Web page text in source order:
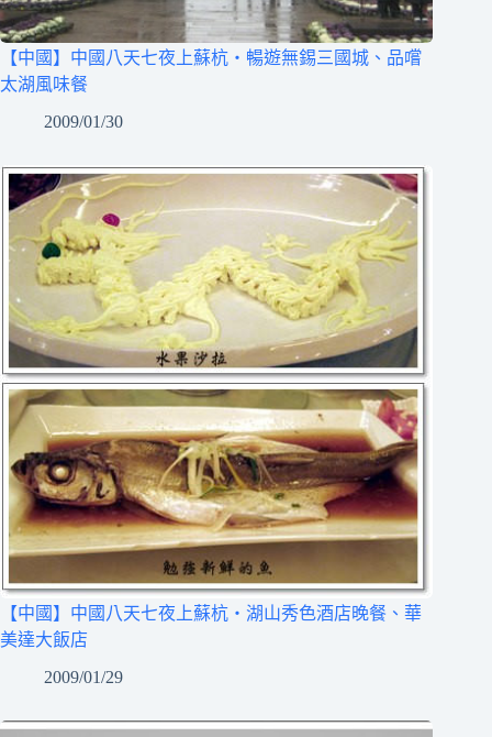
【中國】中國八天七夜上蘇杭‧暢遊無錫三國城、品嚐
太湖風味餐
2009/01/30
【中國】中國八天七夜上蘇杭‧湖山秀色酒店晚餐、華
美達大飯店
2009/01/29